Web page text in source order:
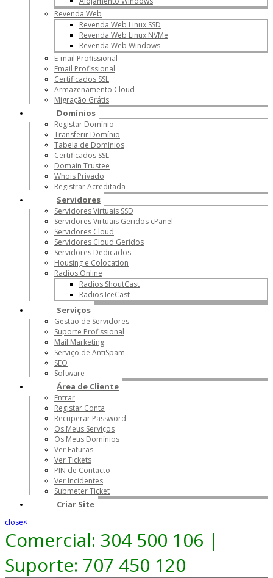
Revenda Web
Revenda Web Linux SSD
Revenda Web Linux NVMe
Revenda Web Windows
E-mail Profissional
Email Profissional
Certificados SSL
Armazenamento Cloud
Migração Grátis
Domínios
Registar Domínio
Transferir Domínio
Tabela de Domínios
Certificados SSL
Domain Trustee
Whois Privado
Registrar Acreditada
Servidores
Servidores Virtuais SSD
Servidores Virtuais Geridos cPanel
Servidores Cloud
Servidores Cloud Geridos
Servidores Dedicados
Housing e Colocation
Radios Online
Radios ShoutCast
Radios IceCast
Serviços
Gestão de Servidores
Suporte Profissional
Mail Marketing
Serviço de AntiSpam
SEO
Software
Área de Cliente
Entrar
Registar Conta
Recuperar Password
Os Meus Serviços
Os Meus Domínios
Ver Faturas
Ver Tickets
PIN de Contacto
Ver Incidentes
Submeter Ticket
Criar Site
close×
Comercial: 304 500 106 |
Suporte: 707 450 120